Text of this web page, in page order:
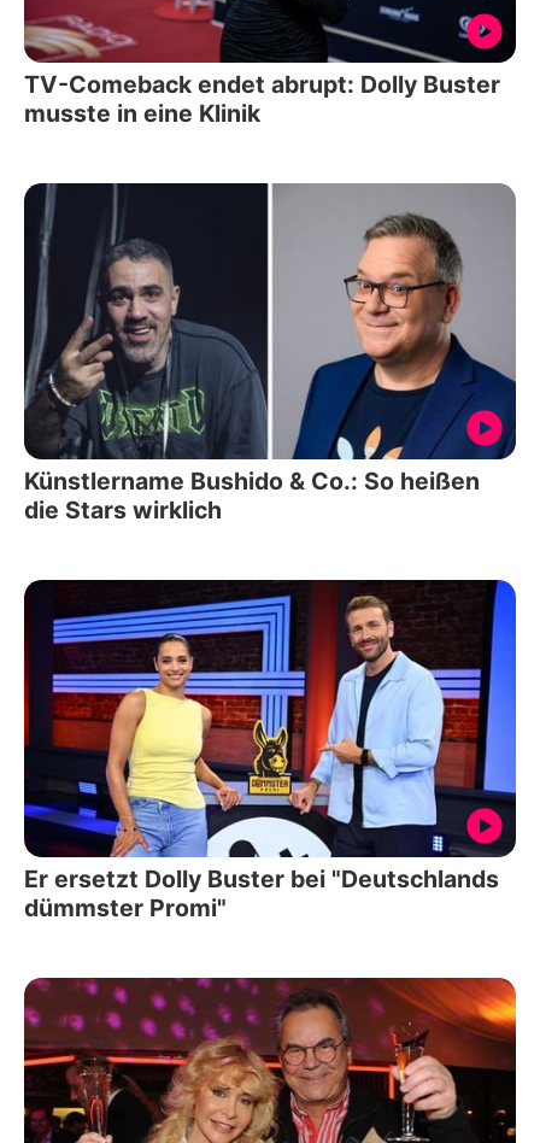
TV-Comeback endet abrupt: Dolly Buster
musste in eine Klinik
Künstlername Bushido & Co.: So heißen
die Stars wirklich
Er ersetzt Dolly Buster bei "Deutschlands
dümmster Promi"